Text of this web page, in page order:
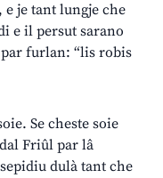
je tant lungje che
e il persut sarano
par furlan: “lis robis
Se cheste soie
Friûl par lâ
dulà tant che